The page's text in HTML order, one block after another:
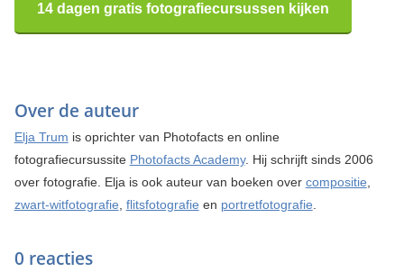
14 dagen gratis fotografiecursussen kijken
Over de auteur
Elja Trum is oprichter van Photofacts en online
fotografiecursussite Photofacts Academy. Hij schrijft sinds 2006
over fotografie. Elja is ook auteur van boeken over compositie,
zwart-witfotografie, flitsfotografie en portretfotografie.
0 reacties